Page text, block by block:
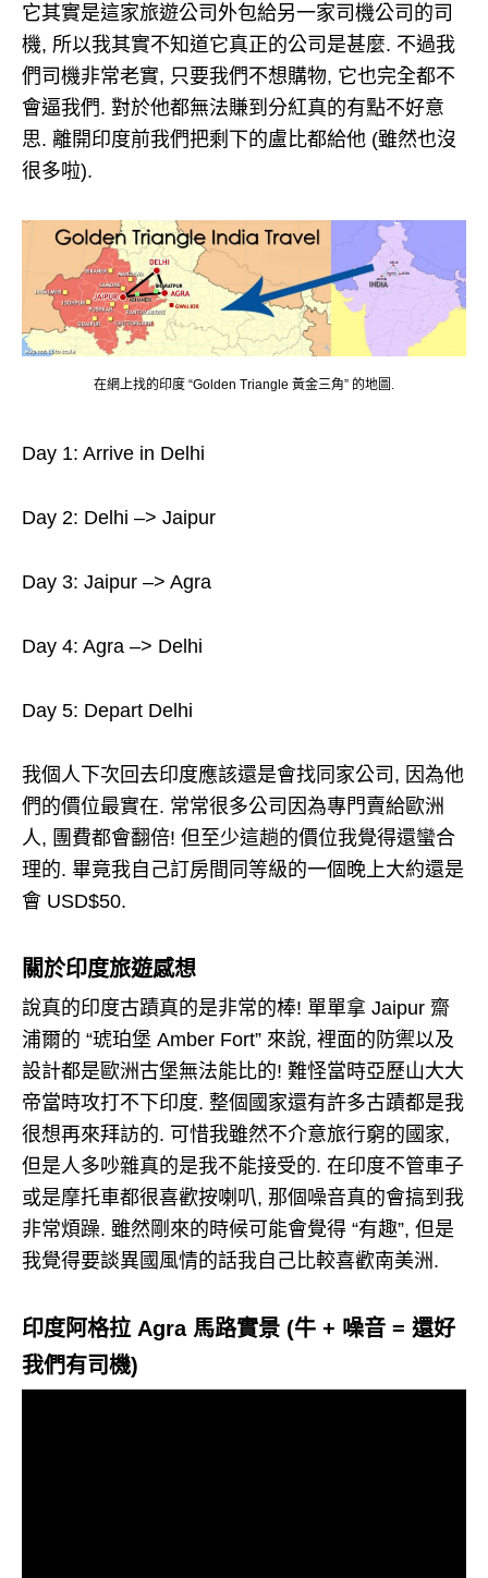
它其實是這家旅遊公司外包給另一家司機公司的司
機, 所以我其實不知道它真正的公司是甚麼. 不過我
們司機非常老實, 只要我們不想購物, 它也完全都不
會逼我們. 對於他都無法賺到分紅真的有點不好意
思. 離開印度前我們把剩下的盧比都給他 (雖然也沒
很多啦).
在網上找的印度 “Golden Triangle 黃金三角” 的地圖.
Day 1: Arrive in Delhi
Day 2: Delhi –> Jaipur
Day 3: Jaipur –> Agra
Day 4: Agra –> Delhi
Day 5: Depart Delhi
我個人下次回去印度應該還是會找同家公司, 因為他
們的價位最實在. 常常很多公司因為專門賣給歐洲
人, 團費都會翻倍! 但至少這趟的價位我覺得還蠻合
理的. 畢竟我自己訂房間同等級的一個晚上大約還是
會 USD$50.
關於印度旅遊感想
說真的印度古蹟真的是非常的棒! 單單拿 Jaipur 齋
浦爾的 “琥珀堡 Amber Fort” 來說, 裡面的防禦以及
設計都是歐洲古堡無法能比的! 難怪當時亞歷山大大
帝當時攻打不下印度. 整個國家還有許多古蹟都是我
很想再來拜訪的. 可惜我雖然不介意旅行窮的國家,
但是人多吵雜真的是我不能接受的. 在印度不管車子
或是摩托車都很喜歡按喇叭, 那個噪音真的會搞到我
非常煩躁. 雖然剛來的時候可能會覺得 “有趣”, 但是
我覺得要談異國風情的話我自己比較喜歡南美洲.
印度阿格拉 Agra 馬路實景 (牛 + 噪音 = 還好
我們有司機)